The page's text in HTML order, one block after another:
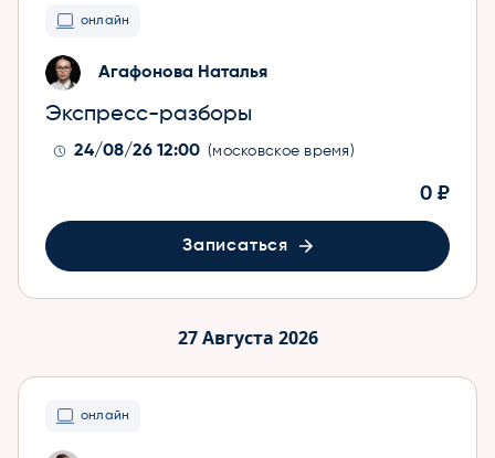
онлайн
Агафонова Наталья
Экспресс-разборы
24/08/26 12:00 (московское время)
0 ₽
Записаться
27 Августа 2026
онлайн